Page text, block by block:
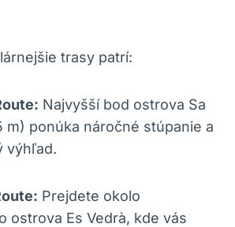
trasy patrí:
Najvyšší bod ostrova Sa
m) ponúka náročné stúpanie a
výhľad.
Prejdete okolo
ostrova Es Vedrà, kde vás